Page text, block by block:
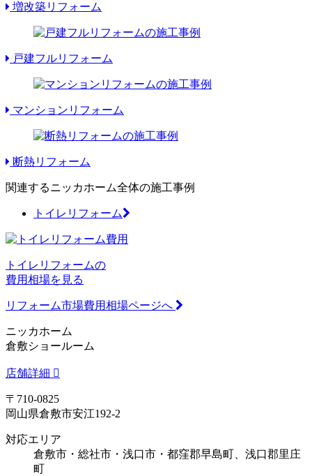
増改築リフォーム
戸建フルリフォーム
マンションリフォーム
断熱リフォーム
関連するニッカホーム全体の施工事例
トイレリフォーム
トイレリフォームの
費用相場を見る
リフォーム市場費用相場ページへ
ニッカホーム
倉敷ショールーム
店舗詳細
〒710-0825
岡山県倉敷市安江192-2
対応エリア
倉敷市・総社市・浅口市・都窪郡早島町、浅口郡里庄
町